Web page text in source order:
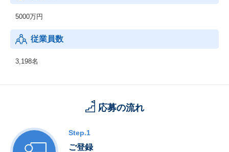
5000万円
従業員数
3,198名
応募の流れ
Step.1
ご登録